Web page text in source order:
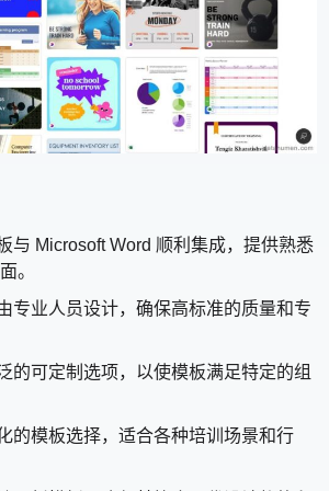
与 Microsoft Word 顺利集成，提供熟悉
。
专业人员设计，确保高标准的质量和专
的可定制选项，以使模板满足特定的组
的模板选择，适合各种培训场景和行